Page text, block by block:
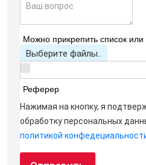
Можно прикрепить список или
Выберите файлы..
Реферер
Нажимая на кнопку, я
обработку персональных
политикой